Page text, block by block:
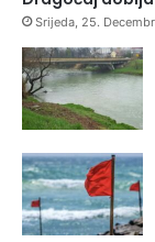
Srijeda, 25.